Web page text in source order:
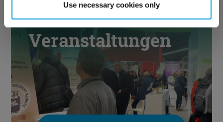
Use necessary cookies only
Veranstaltungen